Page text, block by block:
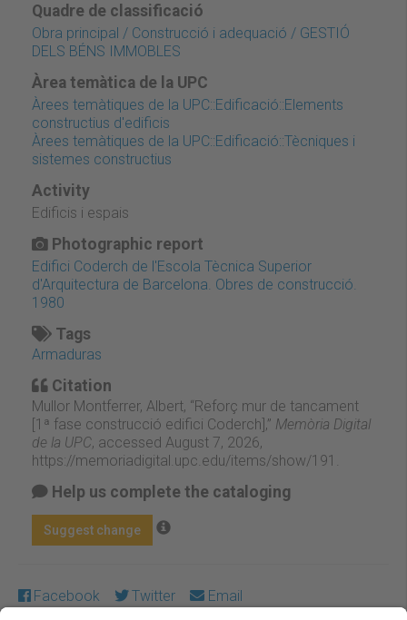
Quadre de classificació
Obra principal / Construcció i adequació / GESTIÓ
DELS BÉNS IMMOBLES
Àrea temàtica de la UPC
Àrees temàtiques de la UPC::Edificació::Elements
constructius d'edificis
Àrees temàtiques de la UPC::Edificació::Tècniques i
sistemes constructius
Activity
Edificis i espais
Photographic report
Edifici Coderch de l'Escola Tècnica Superior
d'Arquitectura de Barcelona. Obres de construcció.
1980
Tags
Armaduras
Citation
Mullor Montferrer, Albert, “Reforç mur de tancament
[1ª fase construcció edifici Coderch],” Memòria Digital
de la UPC, accessed August 7, 2026,
https://memoriadigital.upc.edu/items/show/191
Help us complete the cataloging
Suggest change
Facebook Twitter Email